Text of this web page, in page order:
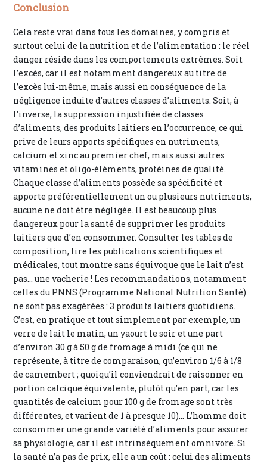
Conclusion
Cela reste vrai dans tous les domaines, y compris et
surtout celui de la nutrition et de l’alimentation : le réel
danger réside dans les comportements extrêmes. Soit
l’excès, car il est notamment dangereux au titre de
l’excès lui-même, mais aussi en conséquence de la
négligence induite d’autres classes d’aliments. Soit, à
l’inverse, la suppression injustifiée de classes
d’aliments, des produits laitiers en l’occurrence, ce qui
prive de leurs apports spécifiques en nutriments,
calcium et zinc au premier chef, mais aussi autres
vitamines et oligo-éléments, protéines de qualité.
Chaque classe d’aliments possède sa spécificité et
apporte préférentiellement un ou plusieurs nutriments,
aucune ne doit être négligée. Il est beaucoup plus
dangereux pour la santé de supprimer les produits
laitiers que d’en consommer. Consulter les tables de
composition, lire les publications scientifiques et
médicales, tout montre sans équivoque que le lait n’est
pas... une vacherie ! Les recommandations, notamment
celles du PNNS (Programme National Nutrition Santé)
ne sont pas exagérées : 3 produits laitiers quotidiens.
C’est, en pratique et tout simplement par exemple, un
verre de lait le matin, un yaourt le soir et une part
d’environ 30 g à 50 g de fromage à midi (ce qui ne
représente, à titre de comparaison, qu’environ 1/6 à 1/8
de camembert ; quoiqu’il conviendrait de raisonner en
portion calcique équivalente, plutôt qu’en part, car les
quantités de calcium pour 100 g de fromage sont très
différentes, et varient de 1 à presque 10)... L’homme doit
consommer une grande variété d’aliments pour assurer
sa physiologie, car il est intrinsèquement omnivore. Si
la santé n’a pas de prix, elle a un coût : celui des aliments